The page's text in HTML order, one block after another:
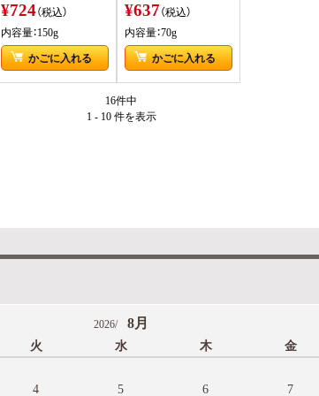
¥724（税込）
内容量：150g
かごに入れる
¥637（税込）
内容量：70g
かごに入れる
16件中
1 - 10 件を表示
2026/ 8月
火 水 木 金
4 5 6 7